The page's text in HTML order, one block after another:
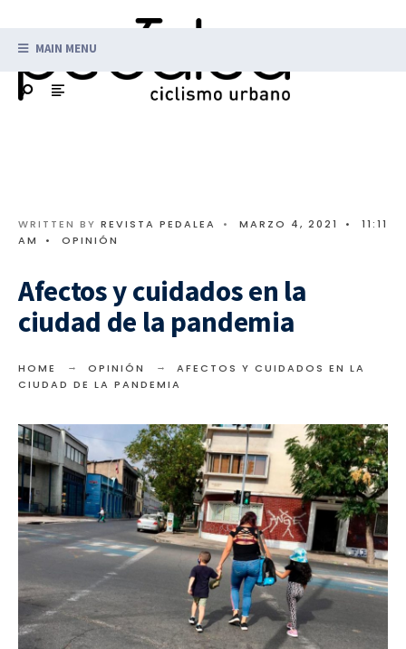
MAIN MENU
WRITTEN BY REVISTA PEDALEA • MARZO 4, 2021 •
11:11
AM
• OPINIÓN
Afectos y cuidados en la
ciudad de la pandemia
HOME OPINIÓN
AFECTOS Y CUIDADOS EN LA
CIUDAD DE LA PANDEMIA